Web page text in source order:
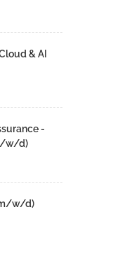
& AI
-
w/d)
w/d)